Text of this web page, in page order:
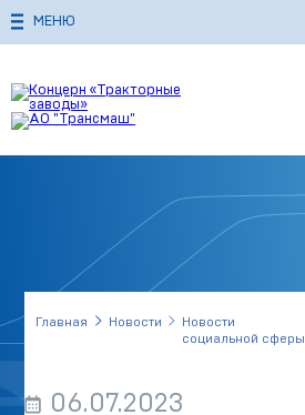
МЕНЮ
Главная Новости
Новости
социальной сферы
06.07.2023